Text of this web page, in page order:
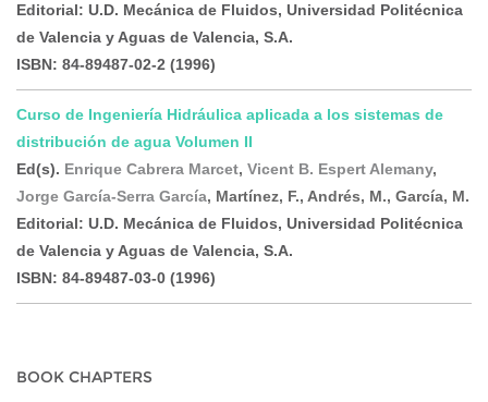
Editorial: U.D. Mecánica de Fluidos, Universidad Politécnica
de Valencia y Aguas de Valencia, S.A.
ISBN: 84-89487-02-2 (1996)
Curso de Ingeniería Hidráulica aplicada a los sistemas de
distribución de agua Volumen II
Ed(s). Enrique Cabrera Marcet, Vicent B. Espert Alemany,
Jorge García-Serra García, Martínez, F., Andrés, M., García, M.
Editorial: U.D. Mecánica de Fluidos, Universidad Politécnica
de Valencia y Aguas de Valencia, S.A.
ISBN: 84-89487-03-0 (1996)
BOOK CHAPTERS